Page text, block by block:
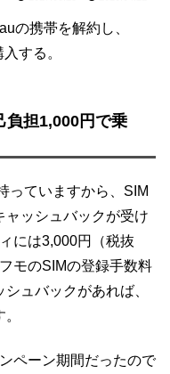
の携帯を解約し、
する。
負担1,000円で乗
っていますから、SIM
ャッシュバックが受け
には3,000円（税抜
モのSIMの登録手数料
ュバックがあれば、
ペーン期間だったので